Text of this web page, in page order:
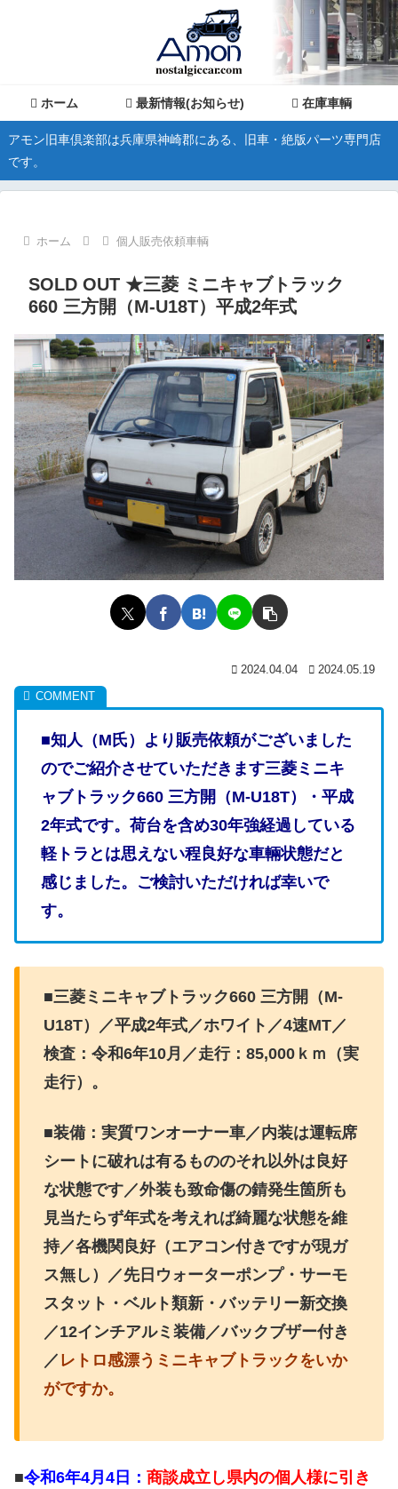
ホーム 最新情報(お知らせ) 在庫車輌
アモン旧車倶楽部は兵庫県神崎郡にある、旧車・絶版パーツ専門店
です。
ホーム 個人販売依頼車輌
SOLD OUT ★三菱 ミニキャブトラック
660 三方開（M-U18T）平成2年式
2024.04.04 2024.05.19
■知人（M氏）より販売依頼がございました
のでご紹介させていただきます三菱ミニキ
ャブトラック660 三方開（M-U18T）・平成
2年式です。荷台を含め30年強経過している
軽トラとは思えない程良好な車輛状態だと
感じました。ご検討いただければ幸いで
す。
■三菱ミニキャブトラック660 三方開（M-
U18T）／平成2年式／ホワイト／4速MT／
検査：令和6年10月／走行：85,000ｋｍ（実
走行）。
■装備：実質ワンオーナー車／内装は運転席
シートに破れは有るもののそれ以外は良好
な状態です／外装も致命傷の錆発生箇所も
見当たらず年式を考えれば綺麗な状態を維
持／各機関良好（エアコン付きですが現ガ
ス無し）／先日ウォーターポンプ・サーモ
スタット・ベルト類新・バッテリー新交換
／12インチアルミ装備／バックブザー付き
／ レトロ感漂うミニキャブトラックをいか
がですか。
■令和6年4月4 日： 商談成立し県内の個人様に引き